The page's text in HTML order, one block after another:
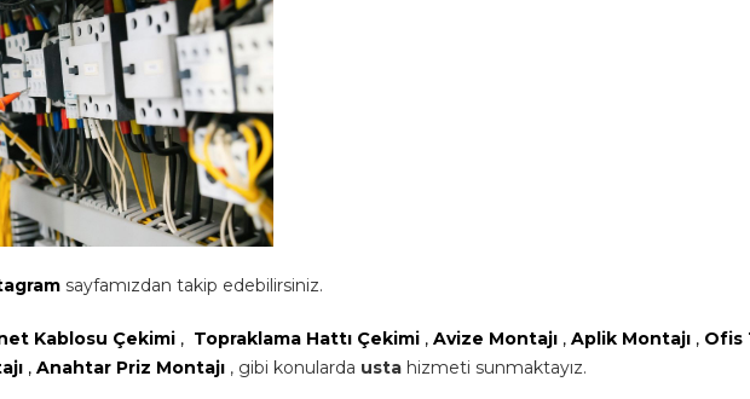
sayfamızdan takip edebilirsiniz.
Kablosu Çekimi , Topraklama Hattı Çekimi , Avize Montajı , Aplik Montajı , Ofis
, Anahtar Priz Montajı , gibi konularda usta hizmeti sunmaktayız.